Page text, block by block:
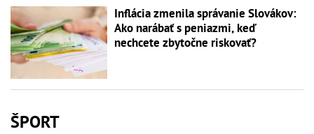
Inflácia zmenila správanie Slovákov:
Ako narábať s peniazmi, keď
nechcete zbytočne riskovať?
ŠPORT